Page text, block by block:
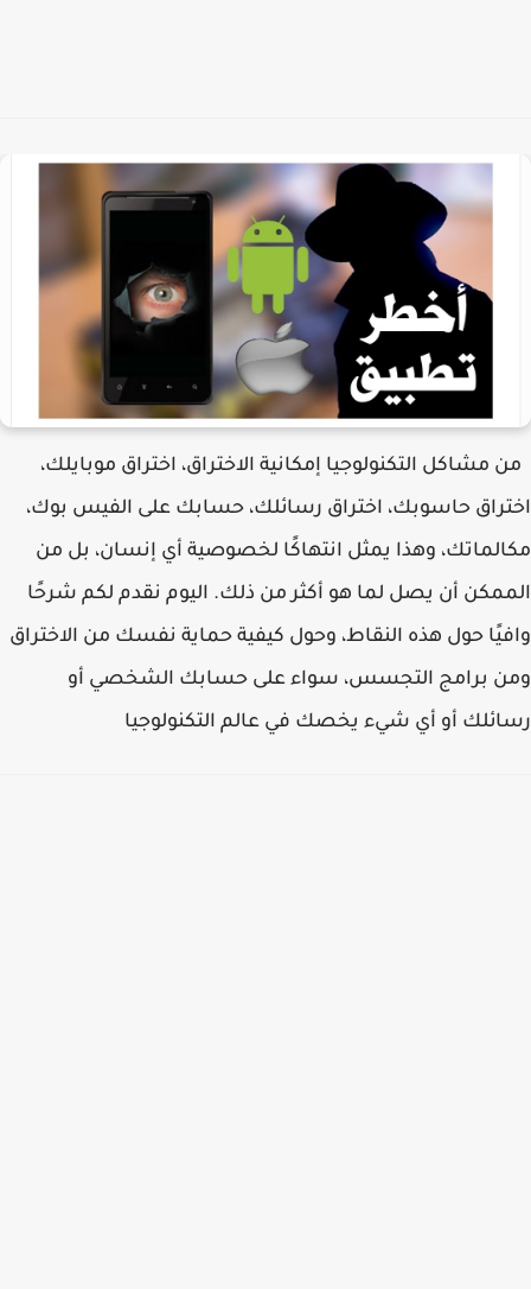
من مشاكل التكنولوجيا إمكانية الاختراق، اختراق موبايلك،
اختراق حاسوبك، اختراق رسائلك، حسابك على الفيس بوك،
مكالماتك، وهذا يمثل انتهاكًا لخصوصية أي إنسان، بل من
الممكن أن يصل لما هو أكثر من ذلك. اليوم نقدم لكم شرحًا
وافيًا حول هذه النقاط، وحول كيفية حماية نفسك من الاختراق
ومن برامج التجسس، سواء على حسابك الشخصي أو
رسائلك أو أي شيء يخصك في عالم التكنولوجيا